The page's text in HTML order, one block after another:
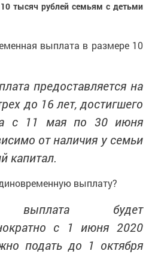
тысяч рублей семьям с детьми
выплата в размере 10
предоставляется на
до 16 лет, достигшего
с 11 мая по 30 июня
от наличия у семьи
капитал.
выплату?
выплата будет
с 1 июня 2020
подать до 1 октября